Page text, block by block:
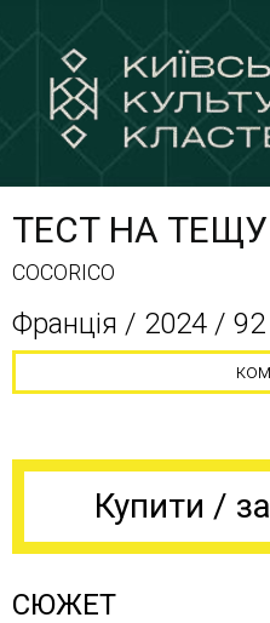
ТЕСТ НА ТЕЩУ
COCORICO
Франція / 2024 / 92
Купити /
СЮЖЕТ